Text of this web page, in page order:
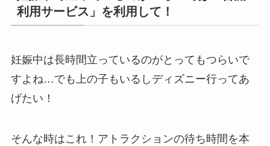
利用サービス」を利用して！
妊娠中は長時間立っているのがとってもつらいで
すよね…でも上の子もいるしディズニー行ってあ
げたい！
そんな時はこれ！ アトラクションの待ち時間を本